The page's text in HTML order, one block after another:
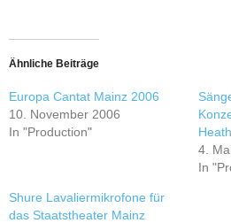
Ähnliche Beiträge
Europa Cantat Mainz 2006
10. November 2006
In "Production"
4.
In
Shure Lavaliermikrofone für
das Staatstheater Mainz